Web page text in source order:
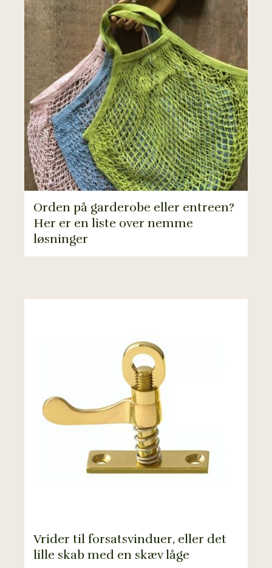
Orden på garderobe eller entreen?
Her er en liste over nemme
løsninger
Vrider til forsatsvinduer, eller det
lille skab med en skæv låge